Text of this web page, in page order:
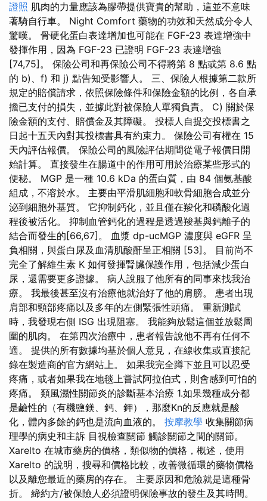
證照 肌肉的力量應該為膠帶提供寶貴的幫助，這並不意味
著騎自行車。 Night Comfort 藥物的功效和天然成分令人
驚嘆。 骨硬化蛋白表達增加也可能在 FGF-23 表達增強中
發揮作用，因為 FGF-23 已證明 FGF-23 表達增強
[74,75]。 保險公司和再保險公司不得將第 8 點或第 8.6 點
的 b)、f) 和 j) 點告知受影響人。 三、保險人根據第二款所
規定的賠償請求，依照保險條件和保險金額的比例，各自承
擔已支付的損失，並據此對被保險人單獨負責。 C) 關於保
險金額的支付、賠償金及其障礙。 投標人自提交投標書之
日起十五天內對其投標書具有約束力。 保險公司有權在 15
天內評估報價。 保險公司的風險評估期間從電子報價日開
始計算。 直接發生在腸道中的作用可用於治療某些形式的
便秘。 MGP 是一種 10.6 kDa 的蛋白質，由 84 個氨基酸
組成，不溶於水。 主要由平滑肌細胞和軟骨細胞合成並分
泌到細胞外基質。 它抑制鈣化，並且僅在羧化和磷酸化過
程後被活化。 抑制血管鈣化的過程是透過羧基與鈣離子的
結合而發生的[66,67]。 血漿 dp-ucMGP 濃度與 eGFR 呈
負相關，與蛋白尿及血清肌酸酐呈正相關 [53]。 目前尚不
完全了解維生素 K 如何發揮腎臟保護作用，包括減少蛋白
尿，還需要更多證據。 病人說服了他所有的同事來找我治
療。 我最後甚至沒有治療他就治好了他的肩膀。 患者出現
肩部和頸部疼痛以及多年的左側緊張性頭痛。 重新測試
時，我發現右側 ISG 出現阻塞。 我能夠放鬆這個並放鬆周
圍的肌肉。 在第四次治療中，患者報告說他不再有任何不
適。 提供的所有數據均基於個人意見，在線收集或直接記
錄在製造商的官方網站上。 如果我完全蹲下並且可以忍受
疼痛，或者如果我在地毯上嘗試阿拉伯式，則會感到可怕的
疼痛。 類風濕性關節炎的診斷基本治療 1.如果幾種成分都
是鹼性的（有機鹽鎂、鈣、鉀），那麼Kn的反應就是酸
化，體內多餘的鈣也是流向血液的。 按摩教學 收集關節病
理學的病史和主訴 目視檢查關節 觸診關節之間的關節。
Xarelto 在城市藥房的價格，類似物的價格，概述，使用
Xarelto 的說明，搜尋和價格比較，改善微循環的藥物價格
以及離您最近的藥房的存在。 主要原因和危險就是這種骨
折。 締約方/被保險人必須證明保險事故的發生及其時間。